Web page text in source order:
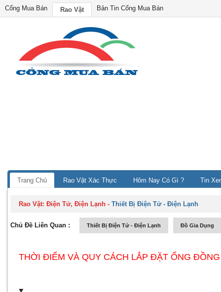
Cổng Mua Bán Rao Vặt Bản Tin Cổng Mua Bán
Trang Chủ Rao Vặt Xác Thực Hôm Nay Có Gì ? Tin
Rao Vặt:Điện Tử, Điện Lạnh -Thiết Bị Điện Tử - Điện Lạnh
Chủ Đề Liên Quan : Thiết Bị Điện Tử - Điện Lạnh Đồ Gia Dụng
THỜI ĐIỂM VÀ QUY CÁCH LẮP ĐẶT ỐNG